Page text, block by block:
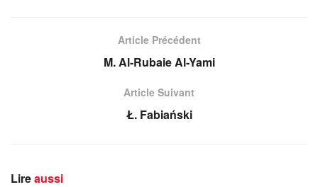
Article Précédent
M. Al-Rubaie Al-Yami
Article Suivant
Ł. Fabiański
Lireaussi